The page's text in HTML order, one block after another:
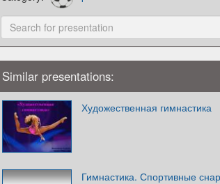
Similar presentations:
Художественная гимнастика
Гимнастика. Спортивные